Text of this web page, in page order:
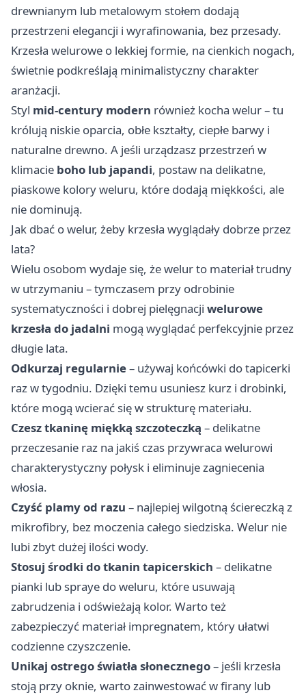
drewnianym lub metalowym stołem dodają
przestrzeni elegancji i wyrafinowania, bez przesady.
Krzesła welurowe o lekkiej formie, na cienkich nogach,
świetnie podkreślają minimalistyczny charakter
aranżacji.
Styl mid-century modern również kocha welur – tu
królują niskie oparcia, obłe kształty, ciepłe barwy i
naturalne drewno. A jeśli urządzasz przestrzeń w
klimacie boho lub japandi, postaw na delikatne,
piaskowe kolory weluru, które dodają miękkości, ale
nie dominują.
Jak dbać o welur, żeby krzesła wyglądały dobrze przez
lata?
Wielu osobom wydaje się, że welur to materiał trudny
w utrzymaniu – tymczasem przy odrobinie
systematyczności i dobrej pielęgnacji welurowe
krzesła do jadalni mogą wyglądać perfekcyjnie przez
długie lata.
Odkurzaj regularnie– używaj końcówki do tapicerki
raz w tygodniu. Dzięki temu usuniesz kurz i drobinki,
które mogą wcierać się w strukturę materiału.
Czesz tkaninę miękką szczoteczką – delikatne
przeczesanie raz na jakiś czas przywraca welurowi
charakterystyczny połysk i eliminuje zagniecenia
włosia.
Czyść plamy od razu – najlepiej wilgotną ściereczką z
mikrofibry, bez moczenia całego siedziska. Welur nie
lubi zbyt dużej ilości wody.
Stosuj środki do tkanin tapicerskich – delikatne
pianki lub spraye do weluru, które usuwają
zabrudzenia i odświeżają kolor. Warto też
zabezpieczyć materiał impregnatem, który ułatwi
codzienne czyszczenie.
Unikaj ostrego światła słonecznego– jeśli krzesła
stoją przy oknie, warto zainwestować w firany lub